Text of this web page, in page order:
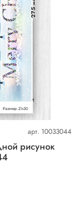
арт. 10033044
рисунок